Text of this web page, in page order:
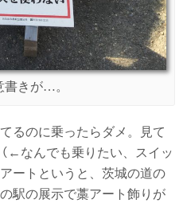
書きが…。
るのに乗ったらダメ。見て
←なんでも乗りたい、スイッ
ートというと、茨城の道の
駅の展示で藁アート飾りが